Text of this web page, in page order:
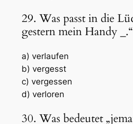
29. Was passt in die
gestern mein Handy .“
a) verlaufen
b) vergesst
c) vergessen
d) verloren
30. Was bedeutet